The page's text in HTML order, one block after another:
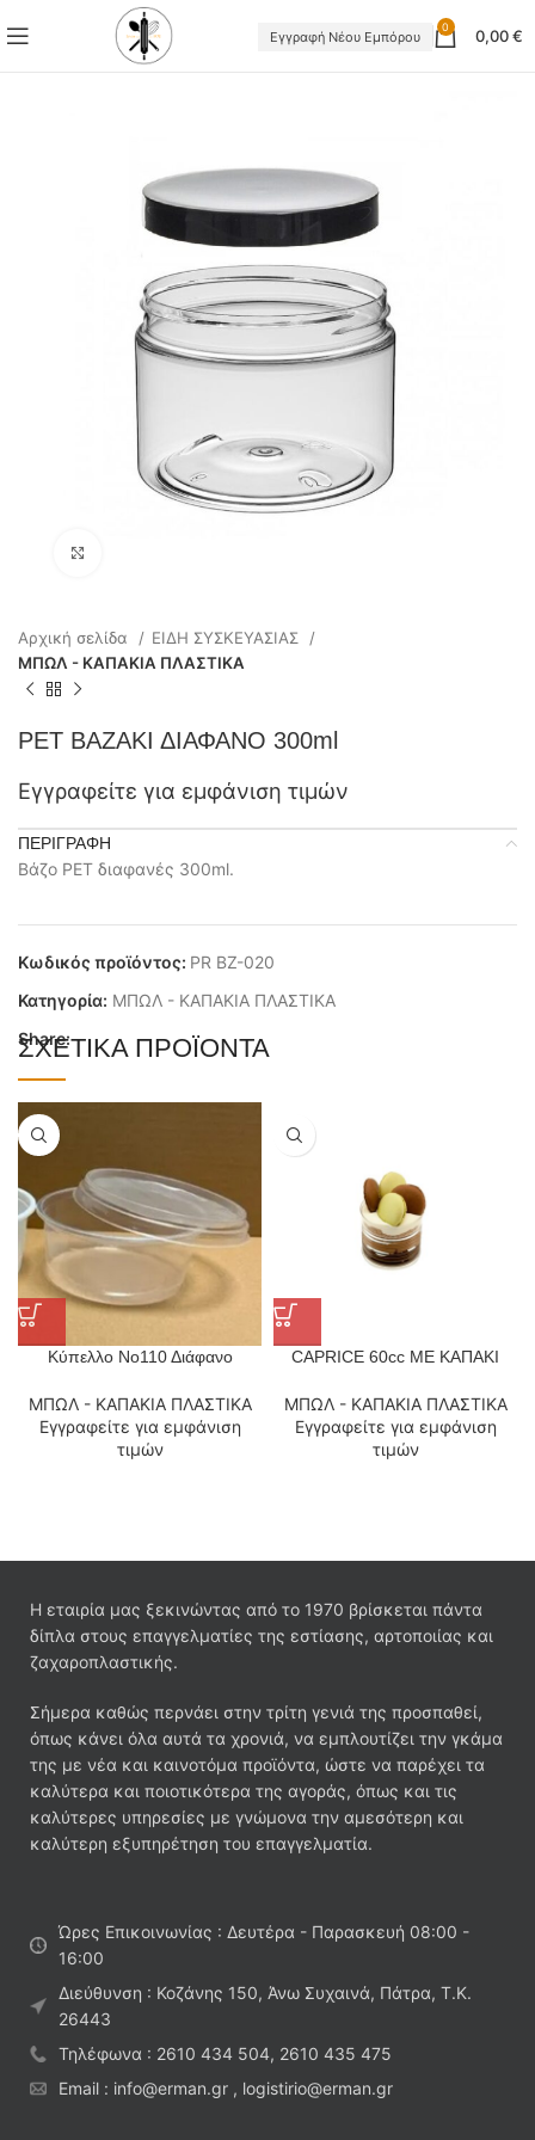
Εγγραφή Νέου Εμπόρου
0 0,00€
Αρχική σελίδα
ΕΙΔΗ ΣΥΣΚΕΥΑΣΙΑΣ
ΜΠΩΛ - ΚΑΠΑΚΙΑ ΠΛΑΣΤΙΚΑ
PET ΒΑΖΑΚΙ ΔΙΑΦΑΝΟ 300ml
Εγγραφείτε για εμφάνιση τιμών
ΠΕΡΙΓΡΑΦΉ
Βάζο PET διαφανές 300ml.
Κωδικός προϊόντος: PR BZ-020
Κατηγορία: ΜΠΩΛ - ΚΑΠΑΚΙΑ ΠΛΑΣΤΙΚΑ
Share:
ΣΧΕΤΙΚΆ ΠΡΟΪΌΝΤΑ
Κύπελλο Νο110 Διάφανο
ΜΠΩΛ - ΚΑΠΑΚΙΑ ΠΛΑΣΤΙΚΑ
Εγγραφείτε για εμφάνιση
τιμών
CAPRICE 60cc ΜΕ ΚΑΠΑΚΙ
ΜΠΩΛ - ΚΑΠΑΚΙΑ ΠΛΑΣΤΙΚΑ
Εγγραφείτε για εμφάνιση
τιμών
Η εταιρία μας ξεκινώντας από το 1970 βρίσκεται πάντα
δίπλα στους επαγγελματίες της εστίασης, αρτοποιίας και
ζαχαροπλαστικής.
Σήμερα καθώς περνάει στην τρίτη γενιά της προσπαθεί,
όπως κάνει όλα αυτά τα χρονιά, να εμπλουτίζει την γκάμα
της με νέα και καινοτόμα προϊόντα, ώστε να παρέχει τα
καλύτερα και ποιοτικότερα της αγοράς, όπως και τις
καλύτερες υπηρεσίες με γνώμονα την αμεσότερη και
καλύτερη εξυπηρέτηση του επαγγελματία.
Ώρες Επικοινωνίας : Δευτέρα - Παρασκευή 08:00 -
16:00
Διεύθυνση : Κοζάνης 150, Άνω Συχαινά, Πάτρα, Τ.Κ.
26443
Τηλέφωνα : 2610 434 504, 2610 435 475
Email : info@erman.gr , logistirio@erman.gr